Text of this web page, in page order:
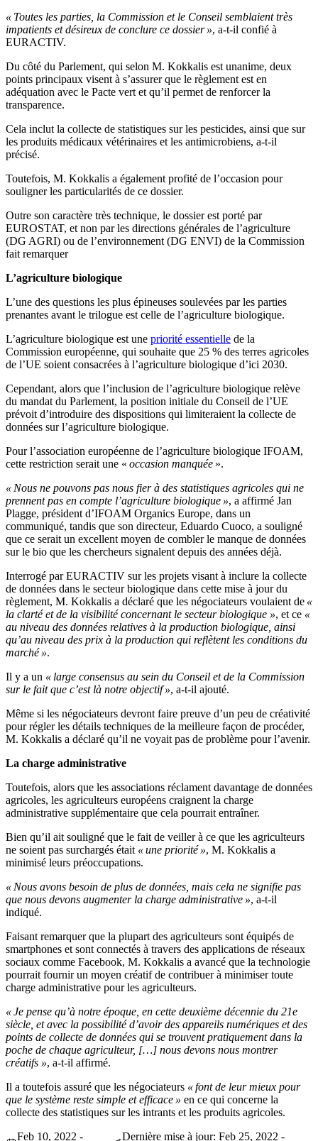
« Toutes les parties, la Commission et le Conseil semblaient très
impatients et désireux de conclure ce dossier », a-t-il confié à
EURACTIV.
Du côté du Parlement, qui selon M. Kokkalis est unanime, deux
points principaux visent à s’assurer que le règlement est en
adéquation avec le Pacte vert et qu’il permet de renforcer la
transparence.
Cela inclut la collecte de statistiques sur les pesticides, ainsi que sur
les produits médicaux vétérinaires et les antimicrobiens, a-t-il
précisé.
Toutefois, M. Kokkalis a également profité de l’occasion pour
souligner les particularités de ce dossier.
Outre son caractère très technique, le dossier est porté par
EUROSTAT, et non par les directions générales de l’agriculture
(DG AGRI) ou de l’environnement (DG ENVI) de la Commission
fait remarquer
L’agriculture biologique
L’une des questions les plus épineuses soulevées par les parties
prenantes avant le trilogue est celle de l’agriculture biologique.
L’agriculture biologique est une priorité essentielle de la
Commission européenne, qui souhaite que 25 % des terres agricoles
de l’UE soient consacrées à l’agriculture biologique d’ici 2030.
Cependant, alors que l’inclusion de l’agriculture biologique relève
du mandat du Parlement, la position initiale du Conseil de l’UE
prévoit d’introduire des dispositions qui limiteraient la collecte de
données sur l’agriculture biologique.
Pour l’association européenne de l’agriculture biologique IFOAM,
cette restriction serait une « occasion manquée ».
« Nous ne pouvons pas nous fier à des statistiques agricoles qui ne
prennent pas en compte l’agriculture biologique », a affirmé Jan
Plagge, président d’IFOAM Organics Europe, dans un
communiqué, tandis que son directeur, Eduardo Cuoco, a souligné
que ce serait un excellent moyen de combler le manque de données
sur le bio que les chercheurs signalent depuis des années déjà.
Interrogé par EURACTIV sur les projets visant à inclure la collecte
de données dans le secteur biologique dans cette mise à jour du
règlement, M. Kokkalis a déclaré que les négociateurs voulaient de «
la clarté et de la visibilité concernant le secteur biologique », et ce «
au niveau des données relatives à la production biologique, ainsi
qu’au niveau des prix à la production qui reflètent les conditions du
marché ».
Il y a un « large consensus au sein du Conseil et de la Commission
sur le fait que c’est là notre objectif », a-t-il ajouté.
Même si les négociateurs devront faire preuve d’un peu de créativité
pour régler les détails techniques de la meilleure façon de procéder,
M. Kokkalis a déclaré qu’il ne voyait pas de problème pour l’avenir.
La charge administrative
Toutefois, alors que les associations réclament davantage de données
agricoles, les agriculteurs européens craignent la charge
administrative supplémentaire que cela pourrait entraîner.
Bien qu’il ait souligné que le fait de veiller à ce que les agriculteurs
ne soient pas surchargés était « une priorité », M. Kokkalis a
minimisé leurs préoccupations.
« Nous avons besoin de plus de données, mais cela ne signifie pas
que nous devons augmenter la charge administrative », a-t-il
indiqué.
Faisant remarquer que la plupart des agriculteurs sont équipés de
smartphones et sont connectés à travers des applications de réseaux
sociaux comme Facebook, M. Kokkalis a avancé que la technologie
pourrait fournir un moyen créatif de contribuer à minimiser toute
charge administrative pour les agriculteurs.
« Je pense qu’à notre époque, en cette deuxième décennie du 21e
siècle, et avec la possibilité d’avoir des appareils numériques et des
points de collecte de données qui se trouvent pratiquement dans la
poche de chaque agriculteur, […] nous devons nous montrer
créatifs », a-t-il affirmé.
Il a toutefois assuré que les négociateurs « font de leur mieux pour
que le système reste simple et efficace » en ce qui concerne la
collecte des statistiques sur les intrants et les produits agricoles.
Feb 10, 2022 -
Dernière mise à jour: Feb 25, 2022 -